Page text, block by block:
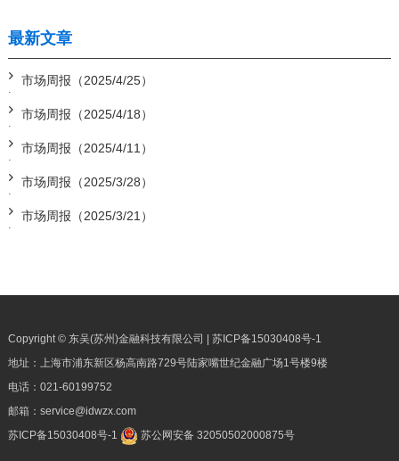
最新文章
市场周报（2025/4/25）
市场周报（2025/4/18）
市场周报（2025/4/11）
市场周报（2025/3/28）
市场周报（2025/3/21）
Copyright © 东吴(苏州)金融科技有限公司 | 苏ICP备15030408号-1
地址：上海市浦东新区杨高南路729号陆家嘴世纪金融广场1号楼9楼
电话： 021-60199752
邮箱： service@idwzx.com
苏ICP备15030408号-1
苏公网安备 32050502000875号